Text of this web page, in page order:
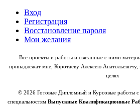
Вход
Регистрация
Восстановление пароля
Мои желания
Все проекты и работы и связанные с ними
принадлежат мне, Коротаеву Алексею
целях
© 2026 Готовые Дипломный и Курсовые работы с
специальностям Выпускные Квалификационные